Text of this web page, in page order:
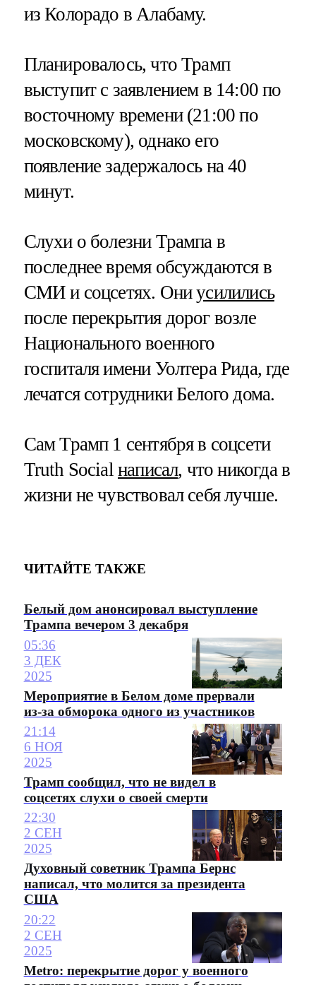
из Колорадо в Алабаму.
Планировалось, что Трамп
выступит с заявлением в 14:00 по
восточному времени (21:00 по
московскому), однако его
появление задержалось на 40
минут.
Слухи о болезни Трампа в
последнее время обсуждаются в
СМИ и соцсетях. Ониусилились
после перекрытия дорог возле
Национального военного
госпиталя имени Уолтера Рида, где
лечатся сотрудники Белого дома.
Сам Трамп 1 сентября в соцсети
Truth Social написал, что никогда в
жизни не чувствовал себя лучше.
ЧИТАЙТЕ ТАКЖЕ
Белый дом анонсировал выступление
Трампа вечером 3 декабря
05:36
3 ДЕК
2025
Мероприятие в Белом доме прервали
из-за обморока одного из участников
21:14
6 НОЯ
2025
Трамп сообщил, что не видел в
соцсетях слухи о своей смерти
22:30
2 СЕН
2025
Духовный советник Трампа Бернс
написал, что молится за президента
США
20:22
2 СЕН
2025
Metro: перекрытие дорог у военного